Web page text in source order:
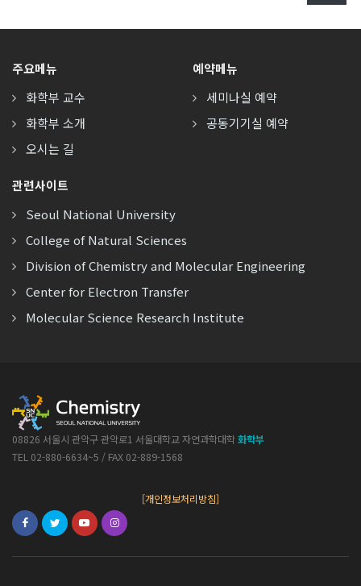
주요메뉴
화학부 교수
화학부 소개
오시는 길
예약메뉴
세미나실 예약
공동기기실 예약
관련사이트
Seoul National University
College of Natural Sciences
Division of Chemistry and Molecular Engineering
Center for Electron Transfer
Molecular Science Research Institute
08826 서울시 관악구 관악로1 서울대학교 자연과학대학화학부
TEL 02-880-6634~5 / FAX 02-889-1568
[개인정보처리방침]